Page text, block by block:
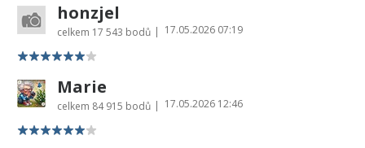
honzjel
celkem 17 543 bodů | 17.05.2026 07:19
Marie
celkem 84 915 bodů | 17.05.2026 12:46